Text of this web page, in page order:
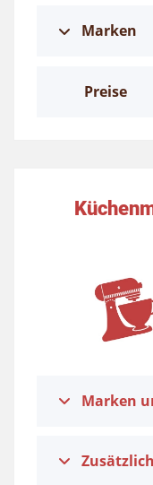
Marken
Preise
Marken